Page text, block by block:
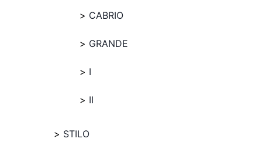
CABRIO
GRANDE
I
II
STILO